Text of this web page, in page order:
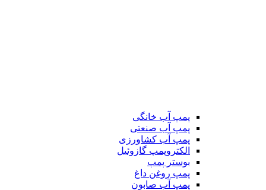
پمپ آب خانگی
پمپ آب صنعتی
پمپ آب کشاورزی
الکتروپمپ گازوئیل
بوستر پمپ
پمپ روغن داغ
پمپ آب صابون